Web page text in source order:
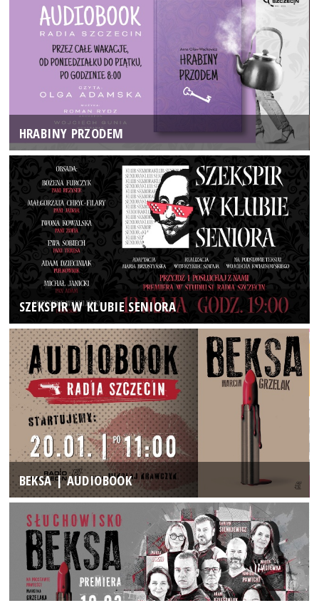
HRABINY PRZODEM
SZEKSPIR W KLUBIE SENIORA
BEKSA | AUDIOBOOK